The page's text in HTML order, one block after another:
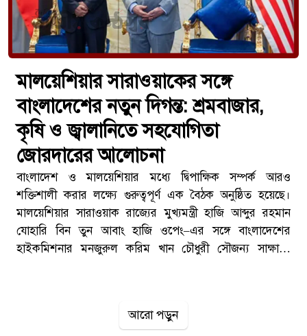
মালয়েশিয়ার সারাওয়াকের সঙ্গে
বাংলাদেশের নতুন দিগন্ত: শ্রমবাজার,
কৃষি ও জ্বালানিতে সহযোগিতা
জোরদারের আলোচনা
বাংলাদেশ ও মালয়েশিয়ার মধ্যে দ্বিপাক্ষিক সম্পর্ক আরও
শক্তিশালী করার লক্ষ্যে গুরুত্বপূর্ণ এক বৈঠক অনুষ্ঠিত হয়েছে।
মালয়েশিয়ার সারাওয়াক রাজ্যের মুখ্যমন্ত্রী হাজি আব্দুর রহমান
যোহারি বিন তুন আবাং হাজি ওপেং–এর সঙ্গে বাংলাদেশের
হাইকমিশনার মনজুরুল করিম খান চৌধুরী সৌজন্য সাক্ষাতে
শহরে প্রধানমন্ত্রীর কার্যালয়ে অনুষ্ঠিত এই বৈঠকে উভয় পক্ষই
আরো পড়ুন